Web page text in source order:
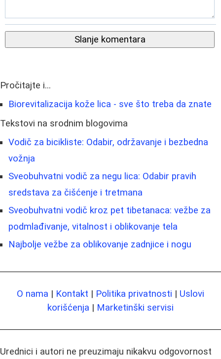
Slanje komentara
Pročitajte i...
Biorevitalizacija kože lica - sve što treba da znate
Tekstovi na srodnim blogovima
Vodič za bicikliste: Odabir, održavanje i bezbedna
vožnja
Sveobuhvatni vodič za negu lica: Odabir pravih
sredstava za čišćenje i tretmana
Sveobuhvatni vodič kroz pet tibetanaca: vežbe za
podmlađivanje, vitalnost i oblikovanje tela
Najbolje vežbe za oblikovanje zadnjice i nogu
O nama | Kontakt | Politika privatnosti | Uslovi
korišćenja | Marketinški servisi
Urednici i autori ne preuzimaju nikakvu odgovornost